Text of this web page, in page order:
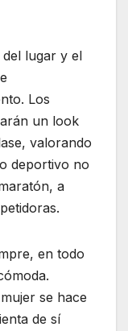
lugar y el
Los
un look
valorando
deportivo no
a
en todo
se hace
de sí